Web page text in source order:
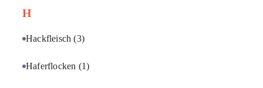
H
Hackfleisch(3)
Haferflocken (1)